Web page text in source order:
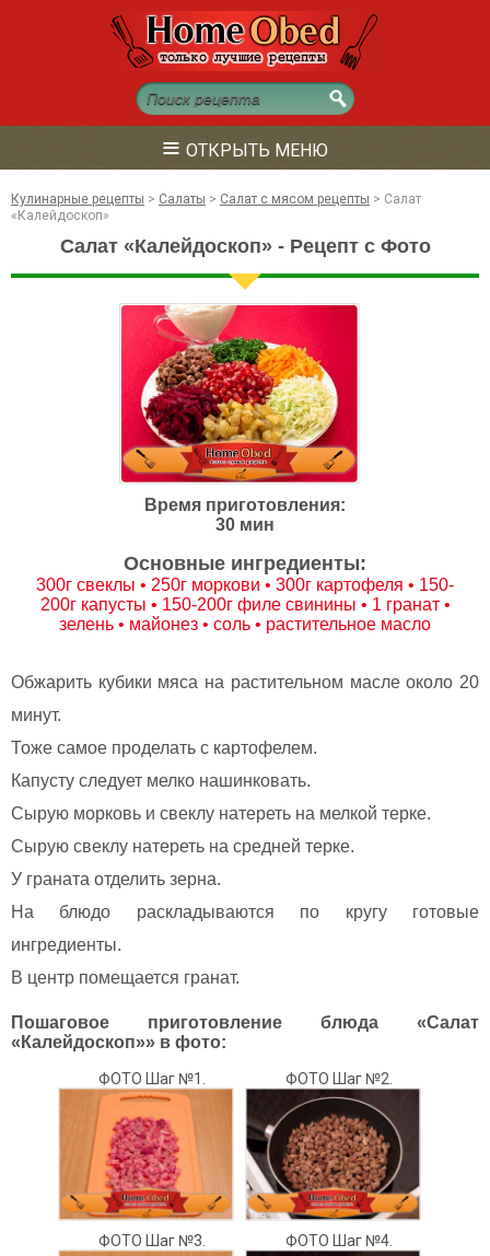
≡ ОТКРЫТЬ МЕНЮ
Кулинарные рецепты > Салаты > Салат с мясом рецепты > Салат
«Калейдоскоп»
Салат «Калейдоскоп» - Рецепт с Фото
Время приготовления:
30 мин
Основные ингредиенты:
300г свеклы • 250г моркови • 300г картофеля • 150-
200г капусты • 150-200г филе свинины • 1 гранат •
зелень • майонез • соль • растительное масло
Обжарить кубики мяса на растительном масле около 20
минут.
Тоже самое проделать с картофелем.
Капусту следует мелко нашинковать.
Сырую морковь и свеклу натереть на мелкой терке.
Сырую свеклу натереть на средней терке.
У граната отделить зерна.
На блюдо раскладываются по кругу готовые
ингредиенты.
В центр помещается гранат.
Пошаговое приготовление блюда «Салат
«Калейдоскоп»» в фото:
ФОТО Шаг №1. ФОТО Шаг №2.
ФОТО Шаг №3. ФОТО Шаг №4.